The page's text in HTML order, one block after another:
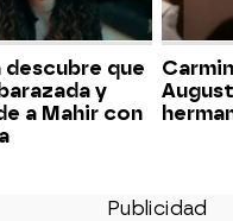
descubre que
y
a Mahir con